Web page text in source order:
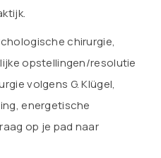
chirurgie,
opstellingen/resolutie
volgens G. Klügel,
energetische
op je pad naar